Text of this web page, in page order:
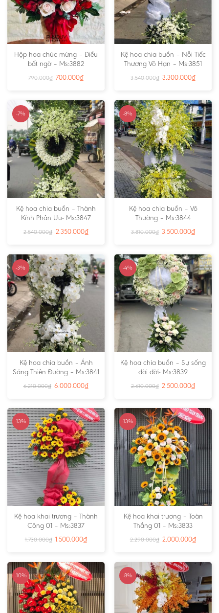
Hộp hoa chúc mừng – Điều
bất ngờ – Ms:3882
790.000₫ 700.000₫
Kệ hoa chia buồn – Nỗi Tiếc
Thương Vô Hạn – Ms:3851
3.540.000₫ 3.300.000₫
-7%
Kệ hoa chia buồn – Thành
Kính Phân Ưu- Ms:3847
2.540.000₫ 2.350.000₫
-8%
Kệ hoa chia buồn – Vô
Thường – Ms:3844
3.810.000₫ 3.500.000₫
-3%
Kệ hoa chia buồn – Ánh
Sáng Thiên Đường – Ms:3841
6.210.000₫ 6.000.000₫
-4%
Kệ hoa chia buồn – Sự sống
đời đời- Ms:3839
2.610.000₫ 2.500.000₫
-13%
Kệ hoa khai trương – Thành
Công 01 – Ms:3837
1.730.000₫ 1.500.000₫
-13%
Kệ hoa khai trương – Toàn
Thắng 01 – Ms:3833
2.290.000₫ 2.000.000₫
-10% -8%